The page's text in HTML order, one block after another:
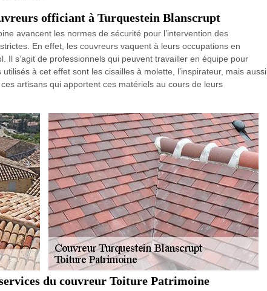
officiant à Turquestein Blanscrupt
avancent les normes de sécurité pour l’intervention des
En effet, les couvreurs vaquent à leurs occupations en
Il s’agit de professionnels qui peuvent travailler en équipe pour
à cet effet sont les cisailles à molette, l’inspirateur, mais aussi
artisans qui apportent ces matériels au cours de leurs
du couvreur Toiture Patrimoine